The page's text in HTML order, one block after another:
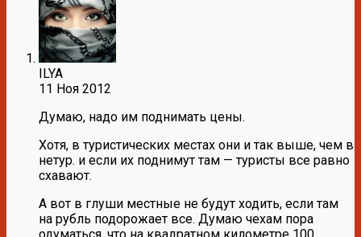
ILYA
11 Ноя 2012
Думаю, надо им поднимать цены.
Хотя, в туристических местах они и так выше, чем в
нетур. и если их поднимут там — туристы все равно
схавают.
А вот в глуши местные не будут ходить, если там
на рубль подорожает все. Думаю чехам пора